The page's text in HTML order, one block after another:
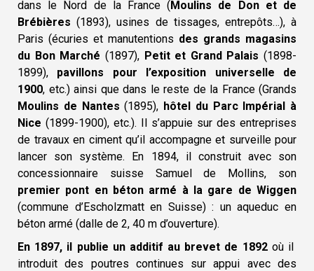
dans le Nord de la France (Moulins de Don et de
Brébières(1893), usines de tissages, entrepôts…), à
Paris (écuries et manutentions des grands magasins
du Bon Marché (1897), Petit et Grand Palais (1898-
1899), pavillons pour l’exposition universelle de
1900, etc.) ainsi que dans le reste de la France (Grands
Moulins de Nantes (1895), hôtel du Parc Impérial à
Nice (1899-1900), etc.). Il s’appuie sur des entreprises
de travaux en ciment qu’il accompagne et surveille pour
lancer son système. En 1894, il construit avec son
concessionnaire suisse Samuel de Mollins, son
premier pont en béton armé à la gare de Wiggen
(commune d’Escholzmatt en Suisse) : un aqueduc en
béton armé (dalle de 2, 40 m d’ouverture).
En 1897, il publie un additif au brevet de 1892 où il
introduit des poutres continues sur appui avec des